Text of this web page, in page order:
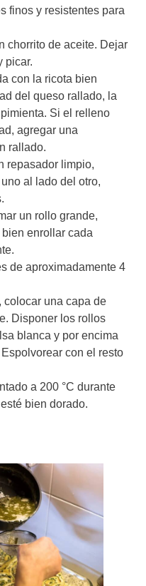
finos y resistentes para
chorrito de aceite. Dejar
picar.
con la ricota bien
del queso rallado, la
Si el relleno
agregar una
rallado.
repasador limpio,
al lado del otro,
un rollo grande,
enrollar cada
de aproximadamente 4
colocar una capa de
Disponer los rollos
blanca y por encima
con el resto
a 200 °C durante
bien dorado.